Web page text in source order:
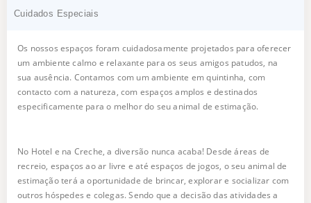
Cuidados Especiais
Os nossos espaços foram cuidadosamente projetados para oferecer
um ambiente calmo e relaxante para os seus amigos patudos, na
sua ausência. Contamos com um ambiente em quintinha, com
contacto com a natureza, com espaços amplos e destinados
especificamente para o melhor do seu animal de estimação.
No Hotel e na Creche, a diversão nunca acaba! Desde áreas de
recreio, espaços ao ar livre e até espaços de jogos, o seu animal de
estimação terá a oportunidade de brincar, explorar e socializar com
outros hóspedes e colegas. Sendo que a decisão das atividades a